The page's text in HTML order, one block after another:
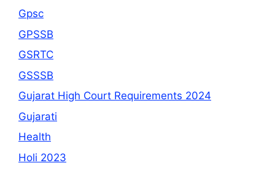
Gpsc
GPSSB
GSRTC
GSSSB
Gujarat High Court Requirements 2024
Gujarati
Health
Holi 2023